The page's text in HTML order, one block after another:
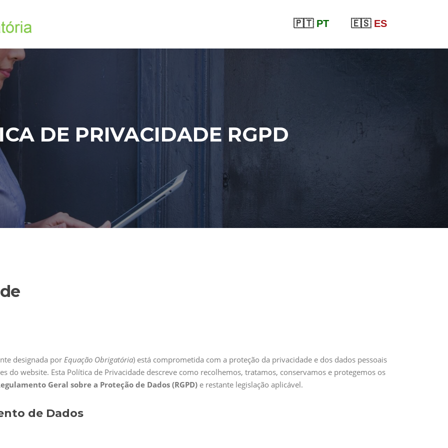
🇵🇹 PT 🇪🇸 ES
DE PRIVACIDADE RGPD
designada por Equação Obrigatória) está comprometida com a proteção da privacidade e dos dados pessoais
do website. Esta Política de Privacidade descreve como recolhemos, tratamos, conservamos e protegemos os
Geral sobre a Proteção de Dados (RGPD) e restante legislação aplicável.
de Dados